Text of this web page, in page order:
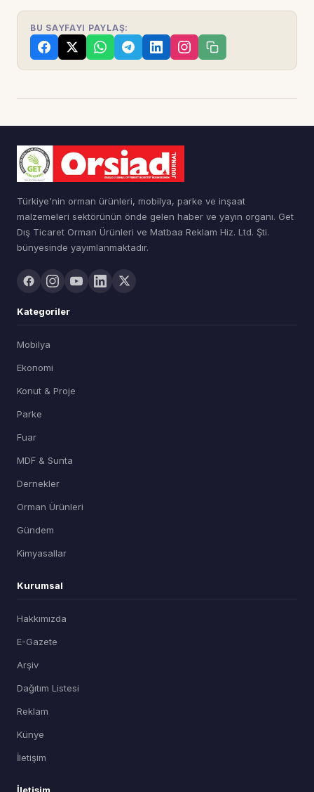
BU SAYFAYI PAYLAŞ:
Türkiye'nin orman ürünleri, mobilya, parke ve inşaat
malzemeleri sektörünün önde gelen haber ve yayın organı. Get
Dış Ticaret Orman Ürünleri ve Matbaa Reklam Hiz. Ltd. Şti.
bünyesinde yayımlanmaktadır.
Kategoriler
Mobilya
Ekonomi
Konut & Proje
Parke
Fuar
MDF & Sunta
Dernekler
Orman Ürünleri
Gündem
Kimyasallar
Kurumsal
Hakkımızda
E-Gazete
Arşiv
Dağıtım Listesi
Reklam
Künye
İletişim
İletişim